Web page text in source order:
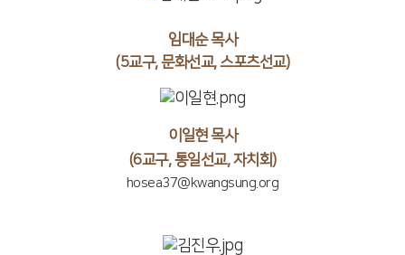
임대순 목사
(5교구, 문화선교, 스포츠선교)
이일현 목사
(6교구, 통일선교, 자치회)
hosea37@kwangsung.org